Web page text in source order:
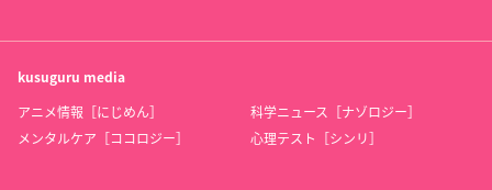
kusuguru media
アニメ情報［にじめん］
科学ニュース［ナゾロジー］
メンタルケア［ココロジー］
心理テスト［シンリ］